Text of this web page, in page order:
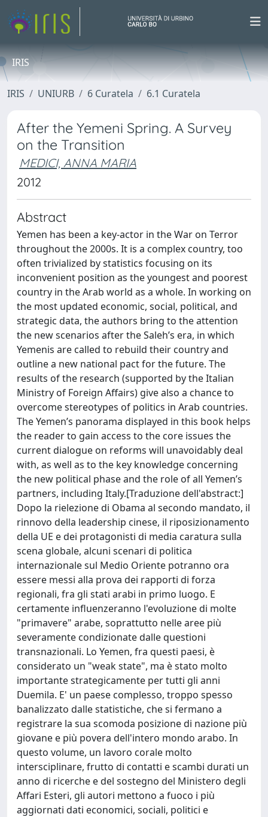
IRIS
IRIS UNIURB 6 Curatela 6.1 Curatela
After the Yemeni Spring. A Survey
on the Transition
MEDICI, ANNA MARIA
2012
Abstract
Yemen has been a key-actor in the War on Terror
throughout the 2000s. It is a complex country, too
often trivialized by statistics focusing on its
inconvenient position as the youngest and poorest
country in the Arab world as a whole. In working on
the most updated economic, social, political, and
strategic data, the authors bring to the attention
the new scenarios after the Saleh’s era, in which
Yemenis are called to rebuild their country and
outline a new national pact for the future. The
results of the research (supported by the Italian
Ministry of Foreign Affairs) give also a chance to
overcome stereotypes of politics in Arab countries.
The Yemen’s panorama displayed in this book helps
the reader to gain access to the core issues the
current dialogue on reforms will unavoidably deal
with, as well as to the key knowledge concerning
the new political phase and the role of all Yemen’s
partners, including Italy.[Traduzione dell'abstract:]
Dopo la rielezione di Obama al secondo mandato, il
rinnovo della leadership cinese, il riposizionamento
della UE e dei protagonisti di media caratura sulla
scena globale, alcuni scenari di politica
internazionale sul Medio Oriente potranno ora
essere messi alla prova dei rapporti di forza
regionali, fra gli stati arabi in primo luogo. E
certamente influenzeranno l'evoluzione di molte
"primavere" arabe, soprattutto nelle aree più
severamente condizionate dalle questioni
transnazionali. Lo Yemen, fra questi paesi, è
considerato un "weak state", ma è stato molto
importante strategicamente per tutti gli anni
Duemila. E' un paese complesso, troppo spesso
banalizzato dalle statistiche, che si fermano a
registrare la sua scomoda posizione di nazione più
giovane e più povera dell'intero mondo arabo. In
questo volume, un lavoro corale molto
intersciplinare, frutto di contatti e scambi durati un
anno di ricerche e del sostegno del Ministero degli
Affari Esteri, gli autori mettono a fuoco i più
aggiornati dati economici, sociali, politici e